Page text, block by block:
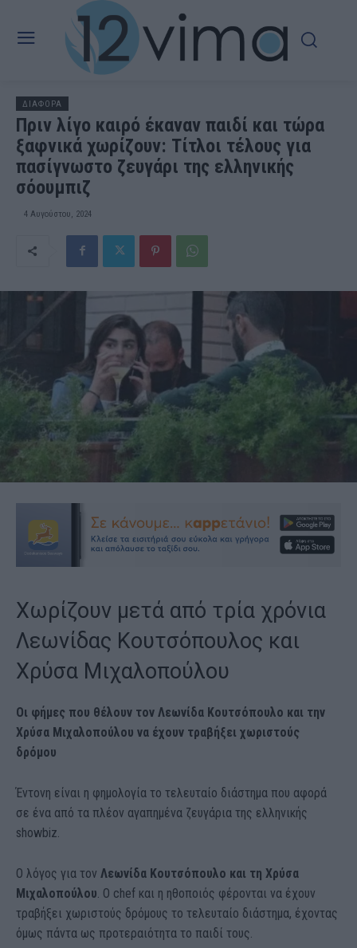
ΔΙΑΦΟΡΑ
Πριν λίγο καιρό έκαναν παιδί και τώρα
ξαφνικά χωρίζουν: Τίτλοι τέλους για
πασίγνωστο ζευγάρι της ελληνικής
σόουμπιζ
4 Αυγούστου, 2024
Χωρίζουν μετά από τρία χρόνια
Λεωνίδας Κουτσόπουλος και
Χρύσα Μιχαλοπούλου
Οι φήμες που θέλουν τον Λεωνίδα Κουτσόπουλο και την
Χρύσα Μιχαλοπούλου να έχουν τραβήξει χωριστούς
δρόμου
Έντονη είναι η φημολογία το τελευταίο διάστημα που αφορά
σε ένα από τα πλέον αγαπημένα ζευγάρια της ελληνικής
showbiz.
Ο λόγος για τον Λεωνίδα Κουτσόπουλο και τη Χρύσα
Μιχαλοπούλου. Ο chef και η ηθοποιός φέρονται να έχουν
τραβήξει χωριστούς δρόμους το τελευταίο διάστημα, έχοντας
όμως πάντα ως προτεραιότητα το παιδί τους.